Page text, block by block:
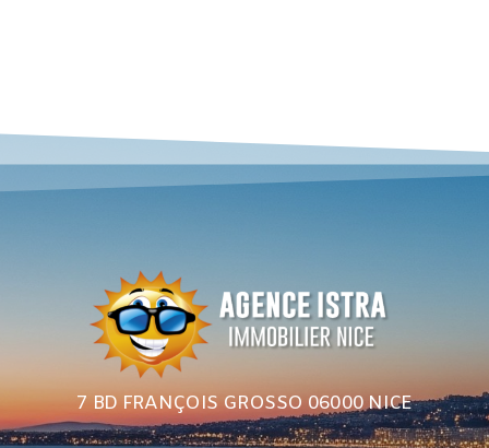
7 BD FRANÇOIS GROSSO 06000 NICE